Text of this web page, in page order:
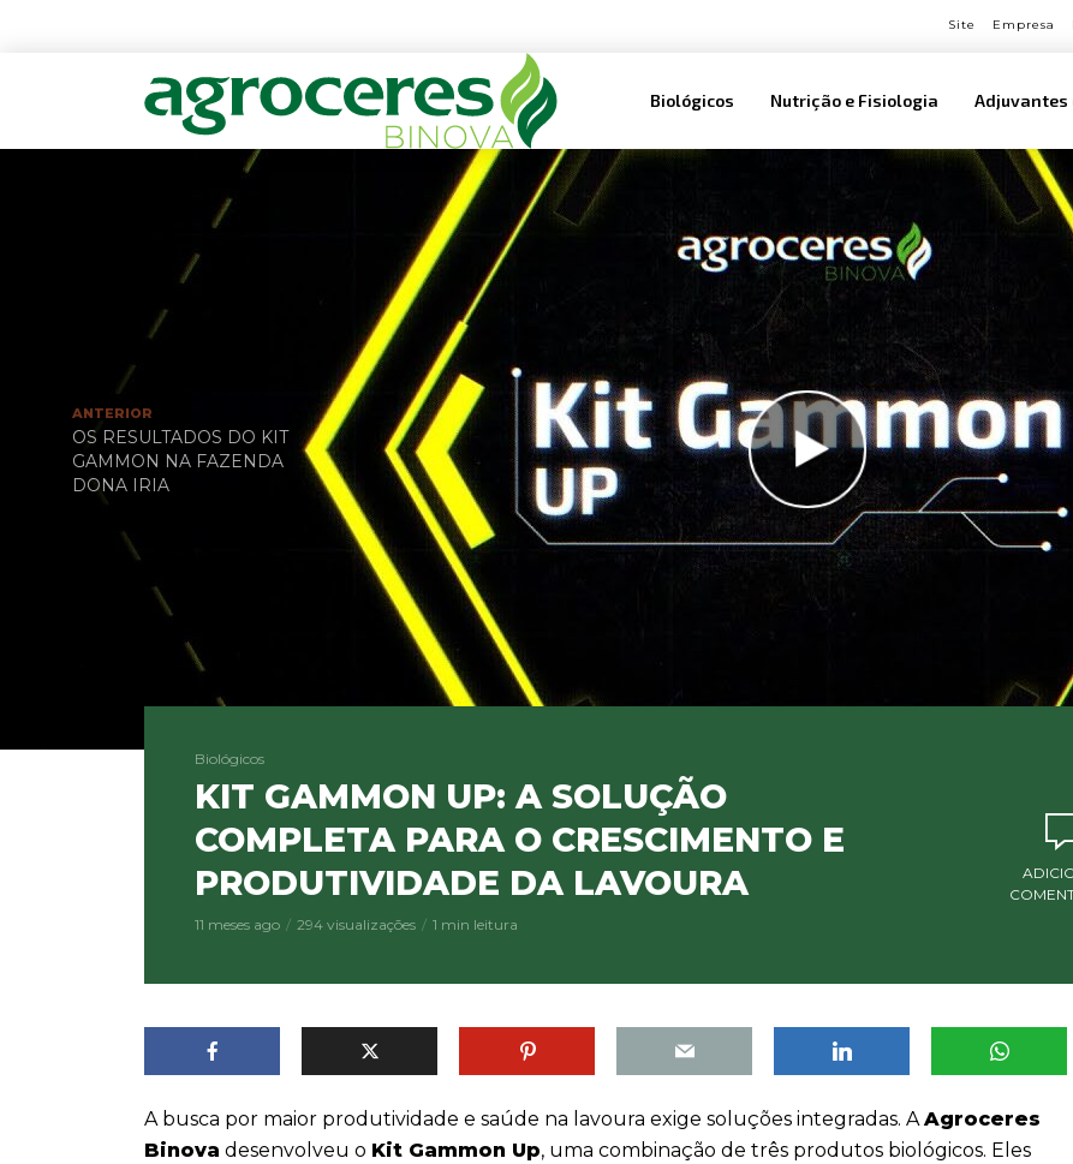
Site Empresa
Biológicos Nutrição e Fisiologia Adjuvantes
ANTERIOR
OS RESULTADOS DO KIT
GAMMON NA FAZENDA
DONA IRIA
Biológicos
KIT GAMMON UP: A SOLUÇÃO
COMPLETA PARA O CRESCIMENTO E
PRODUTIVIDADE DA LAVOURA
11 meses ago 294 visualizações 1 min leitura
A busca por maior produtividade e saúde na lavoura exige soluções integradas. AAgroceres
Binova desenvolveu o Kit Gammon Up, uma combinação de três produtos biológicos. Eles